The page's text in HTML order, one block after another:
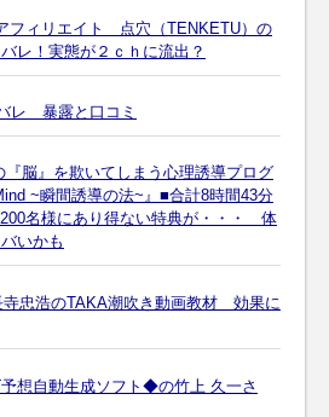
フィリエイト 点穴（TENKETU）の
レ！実態が２ｃｈに流出？
レ 暴露と口コミ
『脳』を欺いてしまう心理誘導プログ
~瞬間誘導の法~』■合計8時間43分
名様にあり得ない特典が・・・ 体
いかも
忠浩のTAKA潮吹き動画教材 効果に
想自動生成ソフト◆の竹上 久一さ